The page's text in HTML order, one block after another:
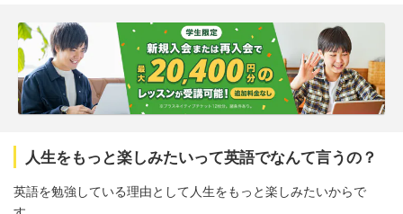
人生をもっと楽しみたいって英語でなんて言うの？
英語を勉強している理由として人生をもっと楽しみたいからで